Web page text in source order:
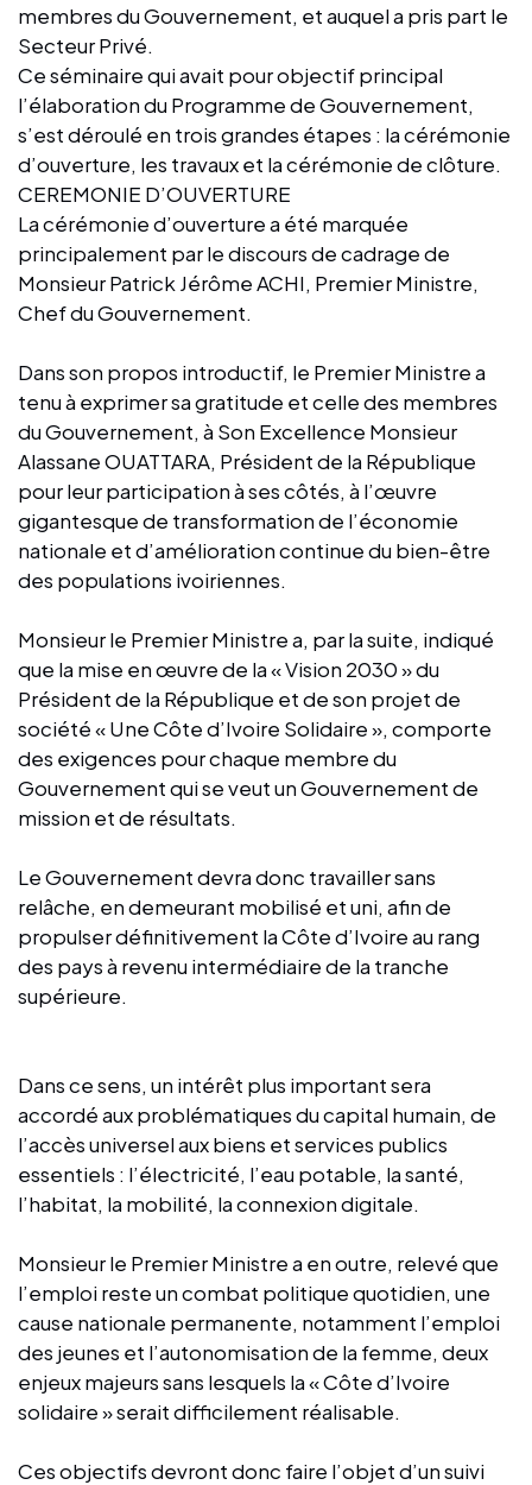
membres du Gouvernement, et auquel a pris part le
Secteur Privé.
Ce séminaire qui avait pour objectif principal
l’élaboration du Programme de Gouvernement,
s’est déroulé en trois grandes étapes : la cérémonie
d’ouverture, les travaux et la cérémonie de clôture.
CEREMONIE D’OUVERTURE
La cérémonie d’ouverture a été marquée
principalement par le discours de cadrage de
Monsieur Patrick Jérôme ACHI, Premier Ministre,
Chef du Gouvernement.
Dans son propos introductif, le Premier Ministre a
tenu à exprimer sa gratitude et celle des membres
du Gouvernement, à Son Excellence Monsieur
Alassane OUATTARA, Président de la République
pour leur participation à ses côtés, à l’œuvre
gigantesque de transformation de l’économie
nationale et d’amélioration continue du bien-être
des populations ivoiriennes.
Monsieur le Premier Ministre a, par la suite, indiqué
que la mise en œuvre de la « Vision 2030 » du
Président de la République et de son projet de
société « Une Côte d’Ivoire Solidaire », comporte
des exigences pour chaque membre du
Gouvernement qui se veut un Gouvernement de
mission et de résultats.
Le Gouvernement devra donc travailler sans
relâche, en demeurant mobilisé et uni, afin de
propulser définitivement la Côte d’Ivoire au rang
des pays à revenu intermédiaire de la tranche
supérieure.
Dans ce sens, un intérêt plus important sera
accordé aux problématiques du capital humain, de
l’accès universel aux biens et services publics
essentiels : l’électricité, l’eau potable, la santé,
l’habitat, la mobilité, la connexion digitale.
Monsieur le Premier Ministre a en outre, relevé que
l’emploi reste un combat politique quotidien, une
cause nationale permanente, notamment l’emploi
des jeunes et l’autonomisation de la femme, deux
enjeux majeurs sans lesquels la « Côte d’Ivoire
solidaire » serait difficilement réalisable.
Ces objectifs devront donc faire l’objet d’un suivi